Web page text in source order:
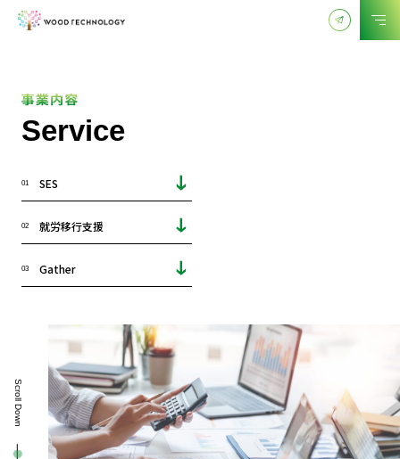
Service
01 SES
02 就労移行支援
03 Gather
Scroll Down